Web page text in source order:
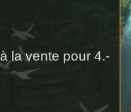
la vente pour 4.-